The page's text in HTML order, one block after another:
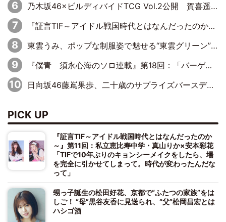
乃木坂46×ビルディバイドTCG Vol.2公開 賀喜遥香＆田村真佑が『京まふ』ステージに登壇
『証言TIF～アイドル戦国時代とはなんだったのか～』第8回：Negicco・Nao☆×Megu×Kaede「東京からオファーが来たのと、梨の皮剥きとどっちが大事なんだって」
東雲うみ、ポップな制服姿で魅せる“東雲グリーン”の正体
『僕青 須永心海のソロ連載』第18回：「バーゲンセールハンターみうな inしまむら」編
日向坂46藤嶌果歩、二十歳のサプライズバースデーに大喜び「頼られる先輩になれるように努力していきたい」
PICK UP
『証言TIF～アイドル戦国時代とはなんだったのか
～』第11回：私立恵比寿中学・真山りか×安本彩花
「TIFで10年ぶりのキョンシーメイクをしたら、場
を完全に引かせてしまって。時代が変わったんだな
って」
甥っ子誕生の松田好花、京都で“ふたつの家族”をは
しご！ “母”黒谷友香に見送られ、“父”松岡昌宏とは
ハシゴ酒